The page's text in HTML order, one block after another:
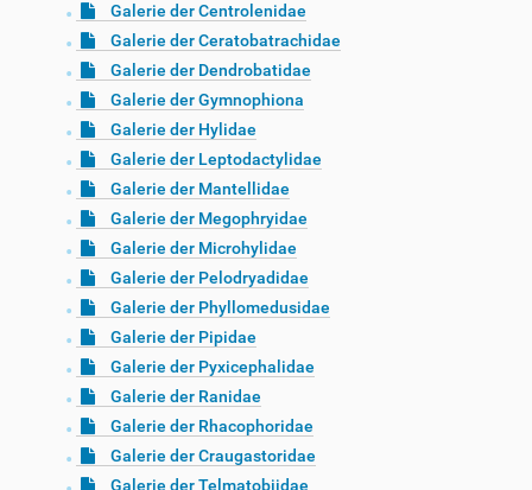
Galerie der Centrolenidae
Galerie der Ceratobatrachidae
Galerie der Dendrobatidae
Galerie der Gymnophiona
Galerie der Hylidae
Galerie der Leptodactylidae
Galerie der Mantellidae
Galerie der Megophryidae
Galerie der Microhylidae
Galerie der Pelodryadidae
Galerie der Phyllomedusidae
Galerie der Pipidae
Galerie der Pyxicephalidae
Galerie der Ranidae
Galerie der Rhacophoridae
Galerie der Craugastoridae
Galerie der Telmatobiidae